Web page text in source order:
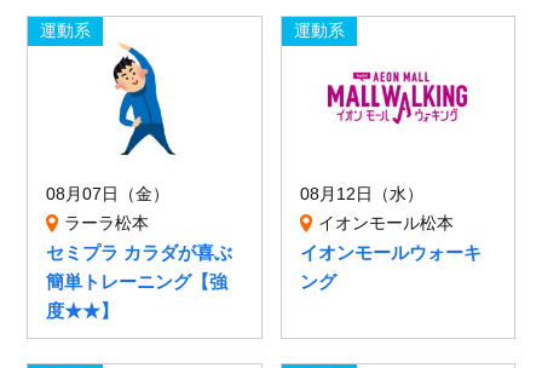
運動系
08月07日（金）
ラーラ松本
セミプラ カラダが喜ぶ
簡単トレーニング【強
度★★】
運動系
08月12日（水）
イオンモール松本
イオンモールウォーキ
ング